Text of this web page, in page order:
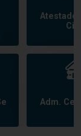
Atestado
Adm.